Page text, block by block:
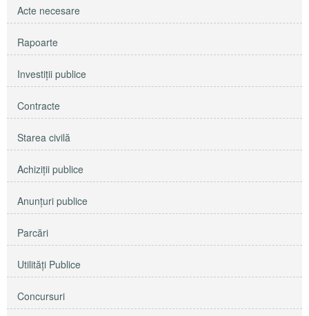
Acte necesare
Rapoarte
Investiţii publice
Contracte
Starea civilă
Achiziţii publice
Anunţuri publice
Parcări
Utilităţi Publice
Concursuri